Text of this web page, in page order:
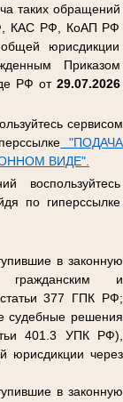
таких обращений
КАС РФ, КоАП РФ
юрисдикции
Приказом
РФ от 29.07.2026
сервисом
"ПОДАЧА
ВИДЕ".
воспользуйтесь
по гиперссылке
в законную
и
377 ГПК РФ;
судебные решения
401.3 УПК РФ),
юрисдикции через
в законную